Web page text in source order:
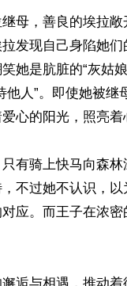
母，善良的埃拉
发现自己身陷她
她是肮脏的“灰姑
人”。即使她被继
心的阳光，照亮着
有骑上快马向森
不过她不认识，
应。而王子在浓